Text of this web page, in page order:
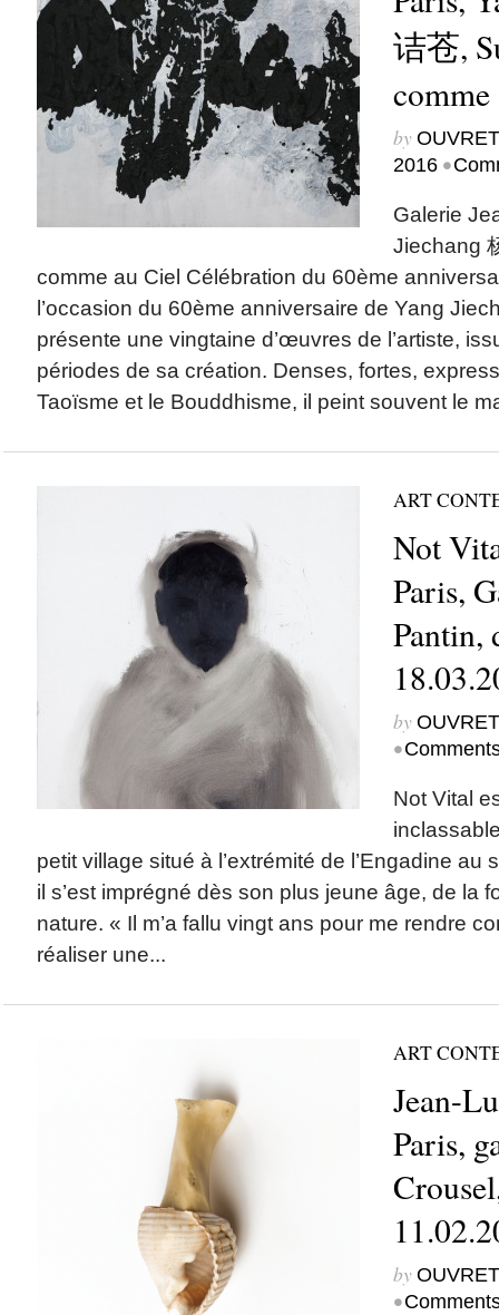
诘苍,
by
2016 •
Galerie
Jiechang
comme au Ciel Célébration du 60ème
l’occasion du 60ème anniversaire de Yang
présente une vingtaine d’œuvres de l’artiste,
périodes de sa création. Denses, fortes,
Taoïsme et le Bouddhisme, il peint souvent le
ART
Not
Paris,
Pantin,
by
•
Not Vital
petit village situé à l’extrémité de l’Engadine au
il s’est imprégné dès son plus jeune âge, de la
nature. « Il m’a fallu vingt ans pour me rendre
réaliser une...
ART
Jean-
Paris,
by
•